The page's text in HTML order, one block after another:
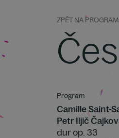
ZPĚT NA PROGRAM
Program
Camille Saint-
Petr Iljič
dur op. 33